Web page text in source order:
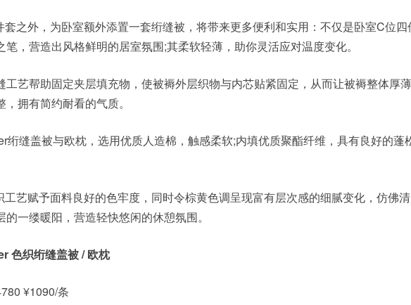
套之外，为卧室额外添置一套绗缝被，将带来更多便利和实用：不仅是卧室C位
笔，营造出风格鲜明的居室氛围;其柔软轻薄，助你灵活应对温度变化。
艺帮助固定夹层填充物，使被褥外层织物与内芯贴紧固定，从而让被褥整体厚
，拥有简约耐看的气质。
缝盖被与欧枕，选用优质人造棉，触感柔软;内填优质聚酯纤维，具有良好的蓬
工艺赋予面料良好的色牢度，同时令棕黄色调呈现富有层次感的细腻变化，仿佛
的一缕暖阳，营造轻快悠闲的休憩氛围。
色织绗缝盖被 / 欧枕
¥1090/条